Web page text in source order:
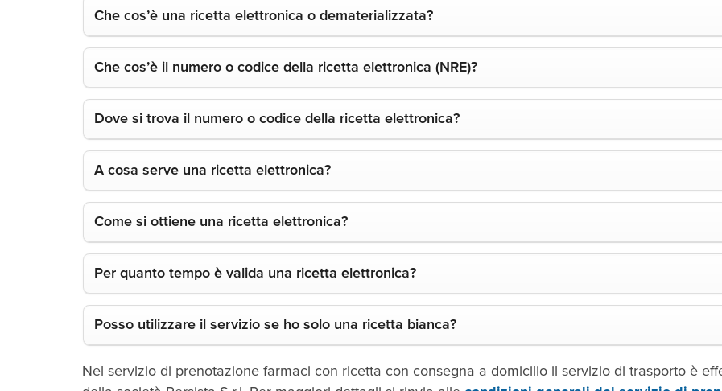
Che cos’è una ricetta elettronica o dematerializzata?
Che cos’è il numero o codice della ricetta elettronica (NRE)?
Dove si trova il numero o codice della ricetta elettronica?
A cosa serve una ricetta elettronica?
Come si ottiene una ricetta elettronica?
Per quanto tempo è valida una ricetta elettronica?
Posso utilizzare il servizio se ho solo una ricetta bianca?
Nel servizio di prenotazione farmaci con ricetta con consegna a domicilio il servizio di trasporto è